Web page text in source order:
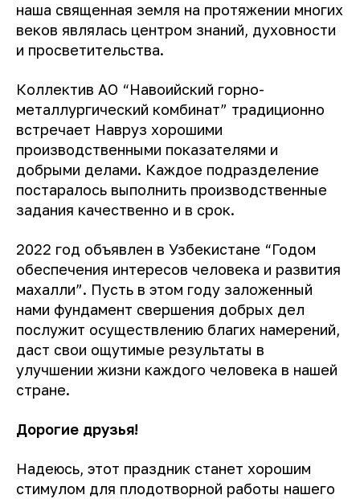
наша священная земля на протяжении многих
веков являлась центром знаний, духовности
и просветительства.
Коллектив АО “Навоийский горно-
металлургический комбинат” традиционно
встречает Навруз хорошими
производственными показателями и
добрыми делами. Каждое подразделение
постаралось выполнить производственные
задания качественно и в срок.
2022 год объявлен в Узбекистане “Годом
обеспечения интересов человека и развития
махалли”. Пусть в этом году заложенный
нами фундамент свершения добрых дел
послужит осуществлению благих намерений,
даст свои ощутимые результаты в
улучшении жизни каждого человека в нашей
стране.
Дорогие друзья!
Надеюсь, этот праздник станет хорошим
стимулом для плодотворной работы нашего